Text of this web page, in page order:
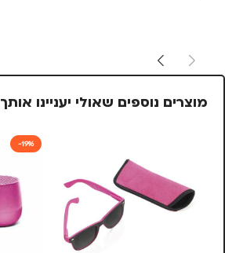
מוצרים נוספים שאולי יעניינו אותך
-19%